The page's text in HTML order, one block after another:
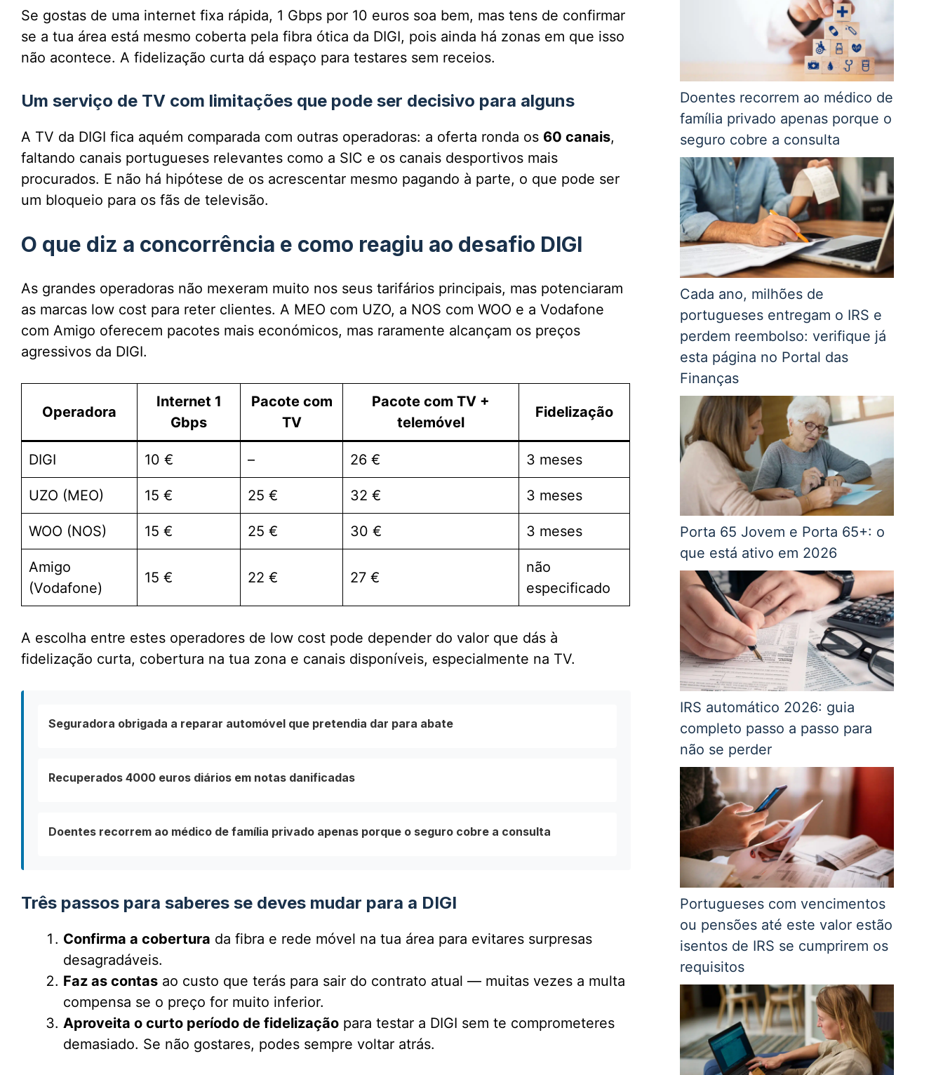
Se gostas de uma internet fixa rápida, 1 Gbps por 10 euros soa bem, mas tens de confirmar
se a tua área está mesmo coberta pela fibra ótica da DIGI, pois ainda há zonas em que isso
não acontece. A fidelização curta dá espaço para testares sem receios.
Um serviço de TV com limitações que pode ser decisivo para alguns
A TV da DIGI fica aquém comparada com outras operadoras: a oferta ronda os 60 canais,
faltando canais portugueses relevantes como a SIC e os canais desportivos mais
procurados. E não há hipótese de os acrescentar mesmo pagando à parte, o que pode ser
um bloqueio para os fãs de televisão.
O que diz a concorrência e como reagiu ao desafio DIGI
As grandes operadoras não mexeram muito nos seus tarifários principais, mas potenciaram
as marcas low cost para reter clientes. A MEO com UZO, a NOS com WOO e a Vodafone
com Amigo oferecem pacotes mais económicos, mas raramente alcançam os preços
agressivos da DIGI.
Operadora
Internet 1
Gbps
Pacote com
TV
Pacote com TV +
telemóvel
Fidelização
DIGI 10 € – 26 € 3 meses
UZO (MEO) 15 € 25 € 32 € 3 meses
WOO (NOS) 15 € 25 € 30 € 3 meses
Amigo
(Vodafone)
15 € 22 € 27 €
não
especificado
A escolha entre estes operadores de low cost pode depender do valor que dás à
fidelização curta, cobertura na tua zona e canais disponíveis, especialmente na TV.
Seguradora obrigada a reparar automóvel que pretendia dar para abate
Recuperados 4000 euros diários em notas danificadas
Doentes recorrem ao médico de família privado apenas porque o seguro cobre a consulta
Três passos para saberes se deves mudar para a DIGI
Confirma a cobertura da fibra e rede móvel na tua área para evitares surpresas
desagradáveis.
Faz as contas ao custo que terás para sair do contrato atual — muitas vezes a multa
compensa se o preço for muito inferior.
Aproveita o curto período de fidelização para testar a DIGI sem te comprometeres
demasiado. Se não gostares, podes sempre voltar atrás.
Doentes recorrem ao médico de
família privado apenas porque o
seguro cobre a consulta
Cada ano, milhões de
portugueses entregam o IRS e
perdem reembolso: verifique já
esta página no Portal das
Finanças
Porta 65 Jovem e Porta 65+: o
que está ativo em 2026
IRS automático 2026: guia
completo passo a passo para
não se perder
Portugueses com vencimentos
ou pensões até este valor estão
isentos de IRS se cumprirem os
requisitos